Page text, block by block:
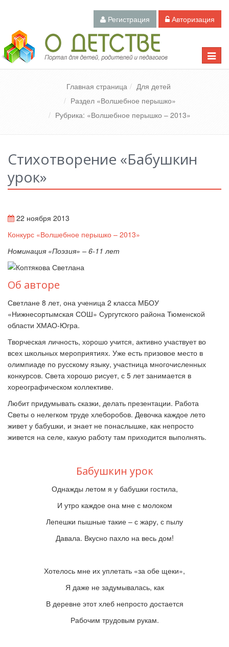
Регистрация Авторизация
Toggle
Педагогический портал «О детстве»
Главная страница
Для детей
Раздел «Волшебное перышко»
Рубрика: «Волшебное перышко – 2013»
Стихотворение «Бабушкин
урок»
22 ноября 2013
Конкурс «Волшебное перышко – 2013»
Номинация «Поэзия» – 6-11 лет
Об авторе
Светлане 8 лет, она ученица 2 класса МБОУ
«Нижнесортымская СОШ» Сургутского района Тюменской
области ХМАО-Югра.
Творческая личность, хорошо учится, активно участвует во
всех школьных мероприятиях. Уже есть призовое место в
олимпиаде по русскому языку, участница многочисленных
конкурсов. Света хорошо рисует, с 5 лет занимается в
хореографическом коллективе.
Любит придумывать сказки, делать презентации. Работа
Светы о нелегком труде хлеборобов. Девочка каждое лето
живет у бабушки, и знает не понаслышке, как непросто
живется на селе, какую работу там приходится выполнять.
Бабушкин урок
Однажды летом я у бабушки гостила,
И утро каждое она мне с молоком
Лепешки пышные такие – с жару, с пылу
Давала. Вкусно пахло на весь дом!
Хотелось мне их уплетать «за обе щеки»,
Я даже не задумывалась, как
В деревне этот хлеб непросто достается
Рабочим трудовым рукам.